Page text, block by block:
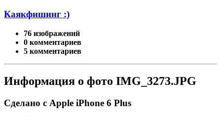
Каякфишинг :)
76 изображений
0 комментариев
5 комментариев
Информация о фото IMG_3273.JPG
Сделано с Apple iPhone 6 Plus